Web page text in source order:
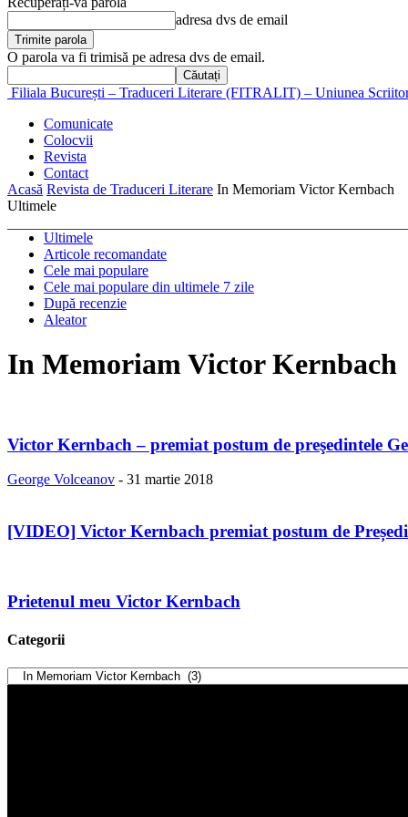
adresa dvs de email
O parola va fi trimisă pe adresa dvs de email.
Filiala București – Traduceri Literare (FITRALIT) – Uniunea
Comunicate
Colocvii
Revista
Contact
Acasă Revista de Traduceri Literare In Memoriam Victor Kernbach
Ultimele
Ultimele
Articole recomandate
Cele mai populare
Cele mai populare din ultimele 7 zile
După recenzie
Aleator
In Memoriam Victor Kernbach
Victor Kernbach – premiat postum de preşedintele
George Volceanov - 31 martie 2018
[VIDEO] Victor Kernbach premiat postum de
Prietenul meu Victor Kernbach
Categorii
Categorii